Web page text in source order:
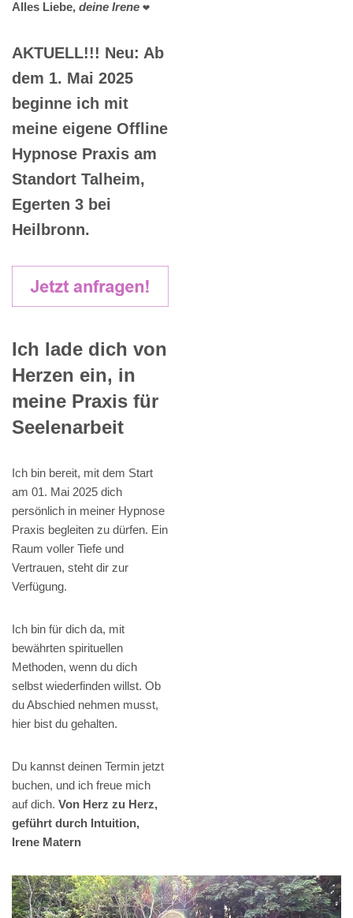
Alles Liebe, deine Irene ❤️
AKTUELL!!! Neu: Ab
dem 1. Mai 2025
beginne ich mit
meine eigene Offline
Hypnose Praxis am
Standort Talheim,
Egerten 3 bei
Heilbronn.
Ich lade dich von
Herzen ein, in
meine Praxis für
Seelenarbeit
Ich bin bereit, mit dem Start
am 01. Mai 2025 dich
persönlich in meiner Hypnose
Praxis begleiten zu dürfen. Ein
Raum voller Tiefe und
Vertrauen, steht dir zur
Verfügung.
Ich bin für dich da, mit
bewährten spirituellen
Methoden, wenn du dich
selbst wiederfinden willst. Ob
du Abschied nehmen musst,
hier bist du gehalten.
Du kannst deinen Termin jetzt
buchen, und ich freue mich
auf dich. Von Herz zu Herz,
geführt durch Intuition,
Irene Matern